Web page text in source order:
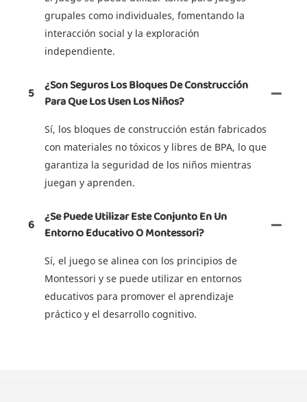
grupales como individuales, fomentando la
interacción social y la exploración
independiente.
5
¿Son Seguros Los Bloques De Construcción
Para Que Los Usen Los Niños?
Sí, los bloques de construcción están fabricados
con materiales no tóxicos y libres de BPA, lo que
garantiza la seguridad de los niños mientras
juegan y aprenden.
6
¿Se Puede Utilizar Este Conjunto En Un
Entorno Educativo O Montessori?
Sí, el juego se alinea con los principios de
Montessori y se puede utilizar en entornos
educativos para promover el aprendizaje
práctico y el desarrollo cognitivo.